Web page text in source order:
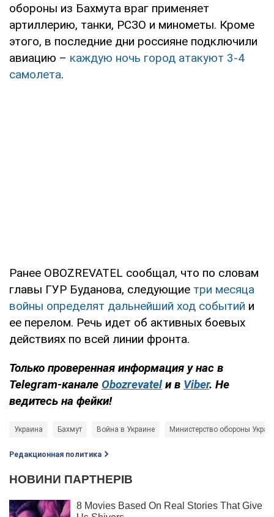
обороны из Бахмута враг применяет
артиллерию, танки, РСЗО и минометы. Кроме
этого, в последние дни россияне подключили
авиацию – каждую ночь город атакуют 3-4
самолета.
Ранее OBOZREVATEL сообщал, что по словам
главы ГУР Буданова, следующие три месяца
войны определят дальнейший ход событий и
ее перелом. Речь идет об активных боевых
действиях по всей линии фронта.
Только проверенная информация у нас в
Telegram-канале Obozrevatel и в Viber. Не
ведитесь на фейки!
Украина Бахмут Война в Украине Министерство обороны
Редакционная политика